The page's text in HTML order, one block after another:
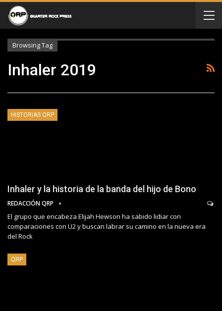
Browsing Tag
Inhaler 2019
HISTORIAS QRP
Inhaler y la historia de la banda del hijo de Bono
REDACCIÓN QRP
El grupo que encabeza Elijah Hewson ha sabido lidiar con
comparaciones con U2 y buscan labrar su camino en la nueva era
del Rock
QRP